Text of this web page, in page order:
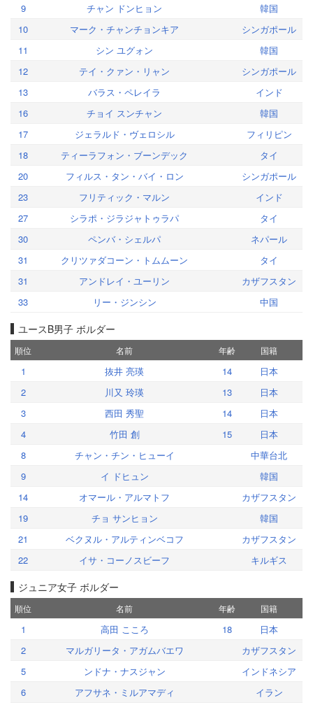
9
チャン ドンヒョン
韓国
10
マーク・チャンチョンキア
シンガポール
11
シン ユグォン
韓国
12
テイ・クァン・リャン
シンガポール
13
バラス・ペレイラ
インド
16
チョイ スンチャン
韓国
17
ジェラルド・ヴェロシル
フィリピン
18
ティーラフォン・ブーンデック
タイ
20
フィルス・タン・バイ・ロン
シンガポール
23
フリティック・マルン
インド
27
シラポ・ジラジャトゥラパ
タイ
30
ペンバ・シェルパ
ネパール
31
クリツァダコーン・トムムーン
タイ
31
アンドレイ・ユーリン
カザフスタン
33
リー・ジンシン 中国
ユースB男子 ボルダー
順位 名前 年齢 国籍
1 抜井 亮瑛 14
日本
2
川又 玲瑛 13
日本
3
西田 秀聖 14
日本
4
竹田 創 15
日本
8
チャン・チン・ヒューイ
中華台北
9
イ ドヒュン
韓国
14
オマール・アルマトフ
カザフスタン
19
チョ サンヒョン
韓国
21
ベクヌル・アルティンベコフ
カザフスタン
22
イサ・コーノスビーフ キルギス
ジュニア女子 ボルダー
順位 名前 年齢 国籍
1 高田 こころ 18
日本
2
マルガリータ・アガムバエワ
カザフスタン
5
ンドナ・ナスジャン
インドネシア
6
アフサネ・ミルアマディ
イラン